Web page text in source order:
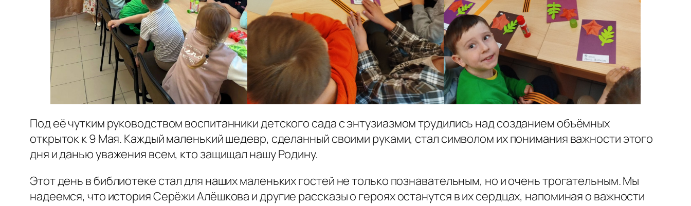
Под её чутким руководством воспитанники детского сада с энтузиазмом трудились над созданием объёмных
открыток к 9 Мая. Каждый маленький шедевр, сделанный своими руками, стал символом их понимания важности этого
дня и данью уважения всем, кто защищал нашу Родину.
Этот день в библиотеке стал для наших маленьких гостей не только познавательным, но и очень трогательным. Мы
надеемся, что история Серёжи Алёшкова и другие рассказы о героях останутся в их сердцах, напоминая о важности